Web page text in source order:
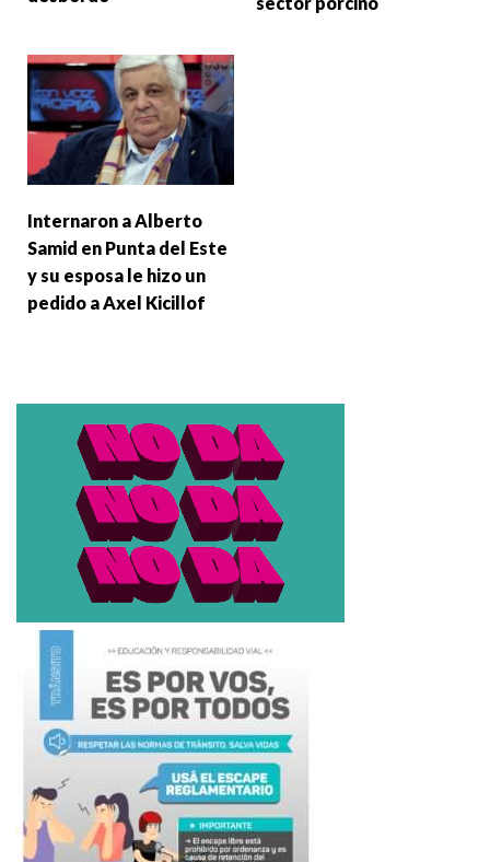
Internaron a Alberto
Samid en Punta del Este
y su esposa le hizo un
pedido a Axel Kicillof